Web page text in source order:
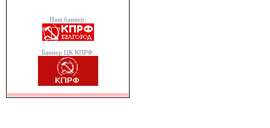
Наш баннер:
Баннер ЦК КПРФ: